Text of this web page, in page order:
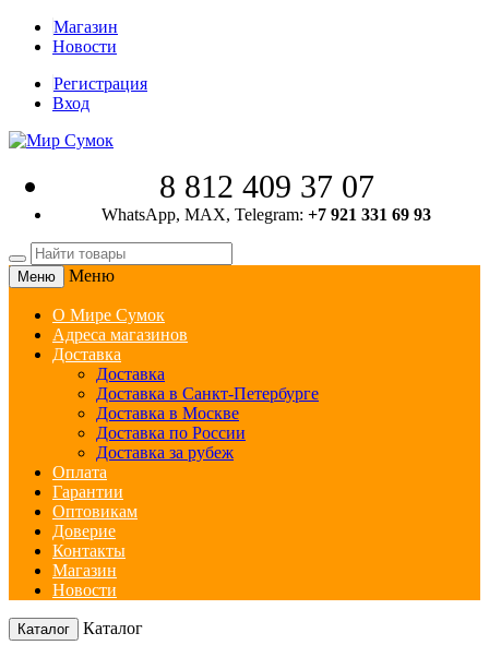
Магазин
Новости
Регистрация
Вход
8 812 409 37 07
WhatsApp, MAX, Telegram: +7 921 331 69 93
Меню Меню
О Мире Сумок
Адреса магазинов
Доставка
Доставка
Доставка в Санкт-Петербурге
Доставка в Москве
Доставка по России
Доставка за рубеж
Оплата
Гарантии
Оптовикам
Доверие
Контакты
Магазин
Новости
Каталог Каталог